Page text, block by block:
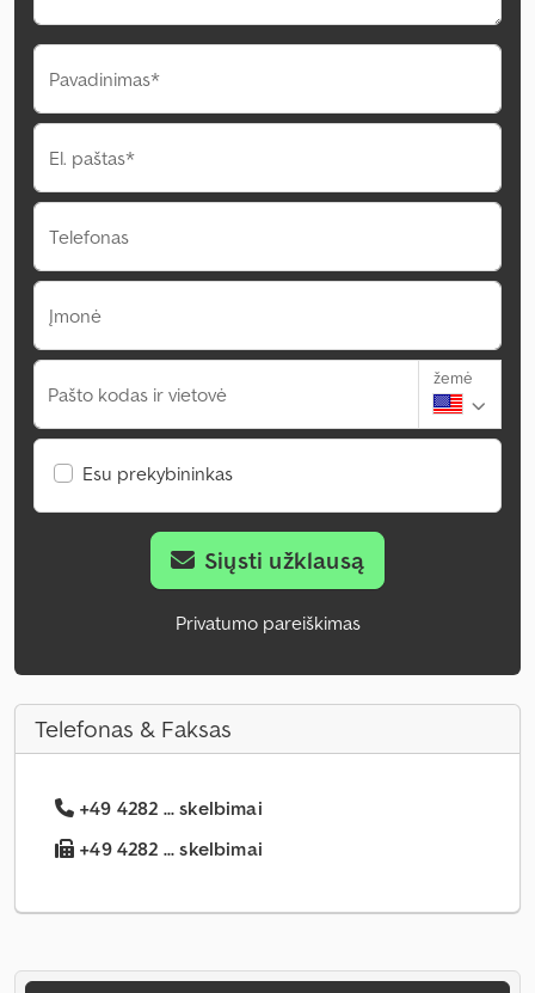
Pavadinimas*
El. paštas*
Telefonas
Įmonė
Pašto kodas ir vietovė
žemė
Esu prekybininkas
Siųsti užklausą
Privatumo pareiškimas
Telefonas & Faksas
+49 4282 ... skelbimai
+49 4282 ... skelbimai